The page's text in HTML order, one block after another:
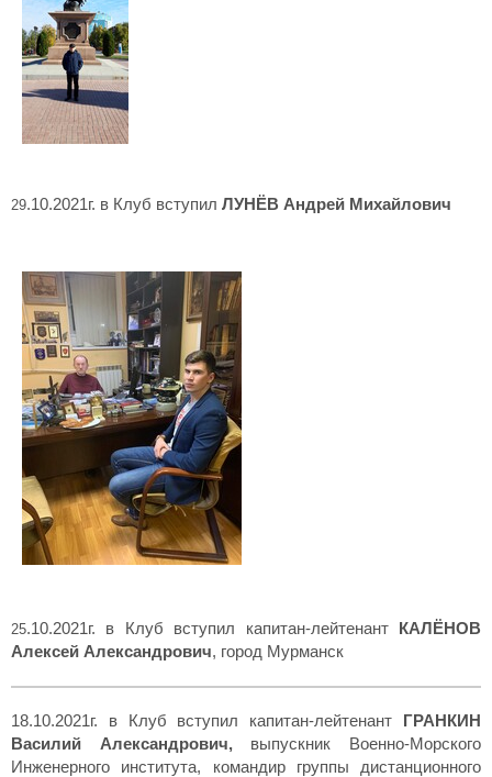
29.10.2021г. в Клуб вступил ЛУНЁВ Андрей Михайлович
25.10.2021г. в Клуб вступил капитан-лейтенант КАЛЁНОВ
Алексей Александрович, город Мурманск
18.10.2021г. в Клуб вступил капитан-лейтенант ГРАНКИН
Василий Александрович,выпускник Военно-Морского
Инженерного института, командир группы дистанционного